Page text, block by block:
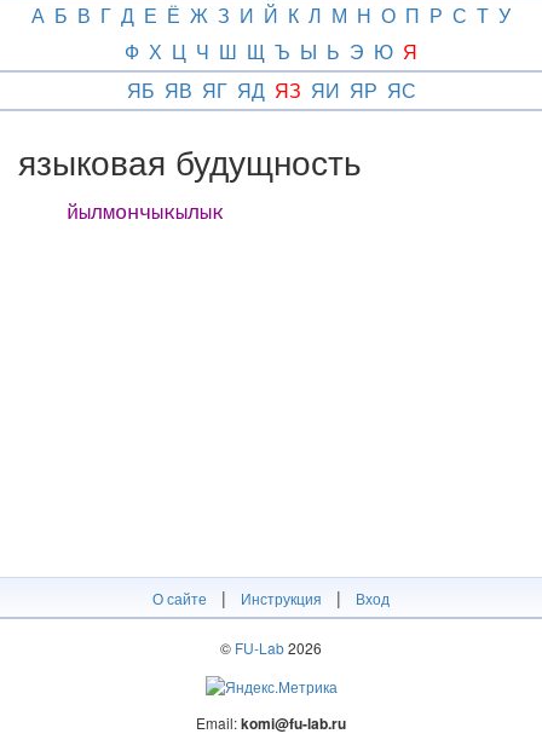
А Б В Г Д Е Ё Ж З И Й К Л М Н О П Р С Т У
Ф Х Ц Ч Ш Щ Ъ Ы Ь Э Ю Я
ЯБ ЯВ ЯГ ЯД ЯЗ ЯИ ЯР ЯС
языковая будущность
йылмончыкылык
О сайте | Инструкция | Вход
© FU-Lab2026
Email:komi@fu-lab.ru